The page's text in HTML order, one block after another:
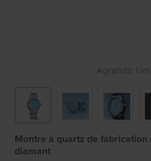
Agrandir
Montre à quartz de fabrication
diamant